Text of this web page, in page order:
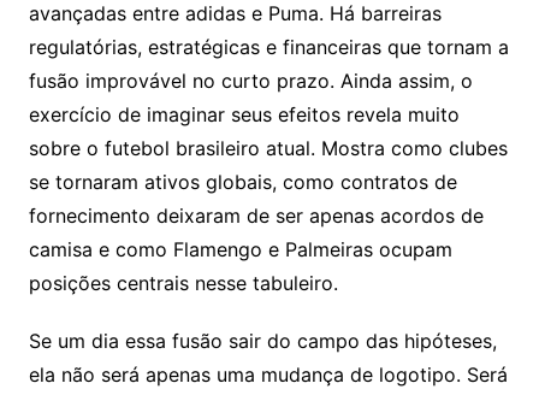
avançadas entre adidas e Puma. Há barreiras
regulatórias, estratégicas e financeiras que tornam a
fusão improvável no curto prazo. Ainda assim, o
exercício de imaginar seus efeitos revela muito
sobre o futebol brasileiro atual. Mostra como clubes
se tornaram ativos globais, como contratos de
fornecimento deixaram de ser apenas acordos de
camisa e como Flamengo e Palmeiras ocupam
posições centrais nesse tabuleiro.
Se um dia essa fusão sair do campo das hipóteses,
ela não será apenas uma mudança de logotipo. Será